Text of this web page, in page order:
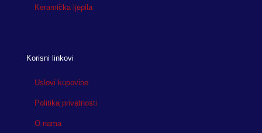
Keramička ljepila
Korisni linkovi
Uslovi kupovine
Politika privatnosti
O nama